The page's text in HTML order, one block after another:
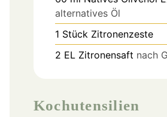
alternatives Öl
1 Stück Zitronenzeste
2 EL Zitronensaft nach
Kochutensilien